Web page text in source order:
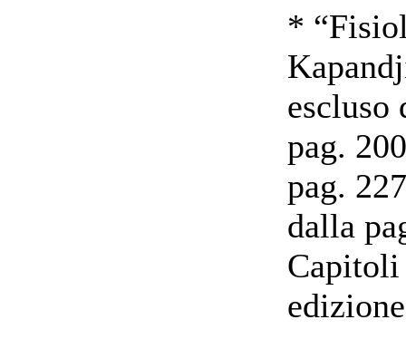
*
escluso
pag.
pag.
dalla
Capitoli